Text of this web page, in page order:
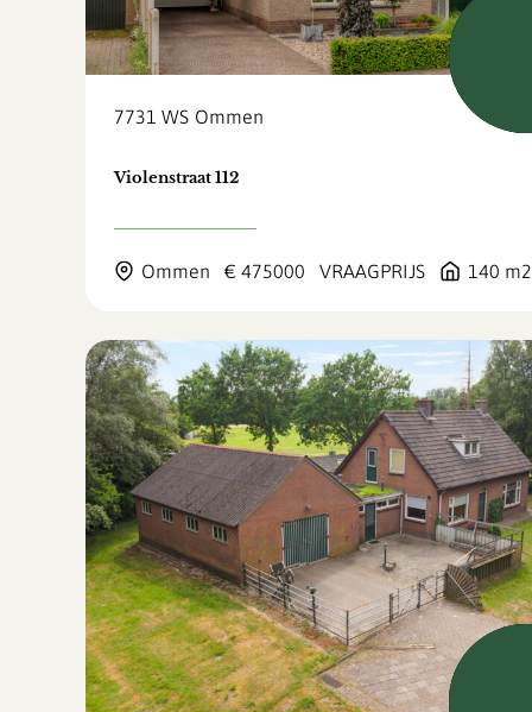
7731 WS Ommen
Violenstraat 112
Ommen € 475000 VRAAGPRIJS 140 m2